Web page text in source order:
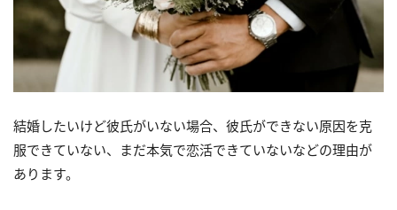
結婚したいけど彼氏がいない場合、彼氏ができない原因を克
服できていない、まだ本気で恋活できていないなどの理由が
あります。